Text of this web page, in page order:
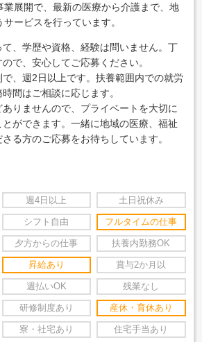
業展開で、最新の医療から介護まで、地
ービスを行っています。
て、学歴や資格、経験は問いません。丁
で、安心してご応募ください。
、週2日以上です。扶養範囲内での就労
間はご相談に応じます。
りませんので、プライベートを大切に
とができます。一緒に地域の医療、福祉
る方のご応募をお待ちしています。
週4日以上 土日祝休み
シフト自由 フルタイムの仕事
夕方からの仕事 扶養内勤務OK
昇給あり 賞与2か月以
週払いOK 残業なし
研修制度あり 産休・育休あり
寮・社宅あり 住宅手当あり